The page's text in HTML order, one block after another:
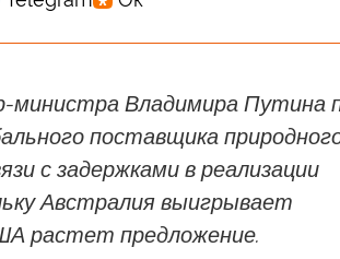
министра Владимира Путина
поставщика
с задержками в реализации
Австралия выигрывает
растет предложение.